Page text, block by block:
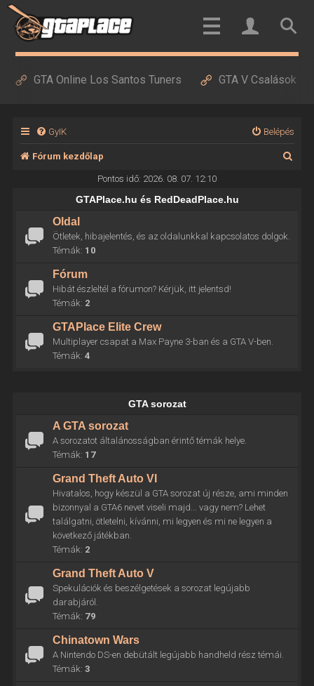
GTA Online Los Santos Tuners GTA V Csalások
GyIK Belépés
Fórum kezdőlap
Pontos idő: 2026. 08. 07. 12:10
GTAPlace.hu és RedDeadPlace.hu
Oldal
Ötletek, hibajelentés, és az oldalunkkal kapcsolatos dolgok.
Témák: 10
Fórum
Hibát észleltél a fórumon? Kérjük, itt jelentsd!
Témák: 2
GTAPlace Elite Crew
Multiplayer csapat a Max Payne 3-ban és a GTA V-ben.
Témák: 4
GTA sorozat
A GTA sorozat
A sorozatot általánosságban érintő témák helye.
Témák: 17
Grand Theft Auto VI
Hivatalos, hogy készül a GTA sorozat új része, ami minden
bizonnyal a GTA6 nevet viseli majd... vagy nem? Lehet
találgatni, ötletelni, kívánni, mi legyen és mi ne legyen a
következő játékban.
Témák: 2
Grand Theft Auto V
Spekulációk és beszélgetések a sorozat legújabb
darabjáról.
Témák: 79
Chinatown Wars
A Nintendo DS-en debütált legújabb handheld rész témái.
Témák: 3